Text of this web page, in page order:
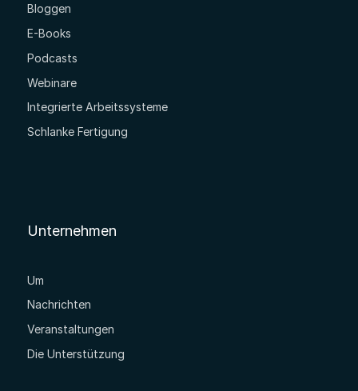
Bloggen
E-Books
Podcasts
Webinare
Integrierte Arbeitssysteme
Schlanke Fertigung
Unternehmen
Um
Nachrichten
Veranstaltungen
Die Unterstützung